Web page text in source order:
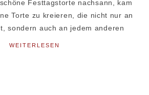
Festtagstorte nachsann, kam
Torte zu kreieren, die nicht nur an
sondern auch an jedem anderen
WEITERLESEN